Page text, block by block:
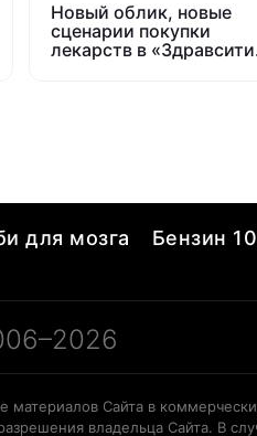
Новый облик, новые
сценарии покупки
лекарств в «Здравсити
для мозга Бензин
материалов Сайта в
владельца Сайта. В